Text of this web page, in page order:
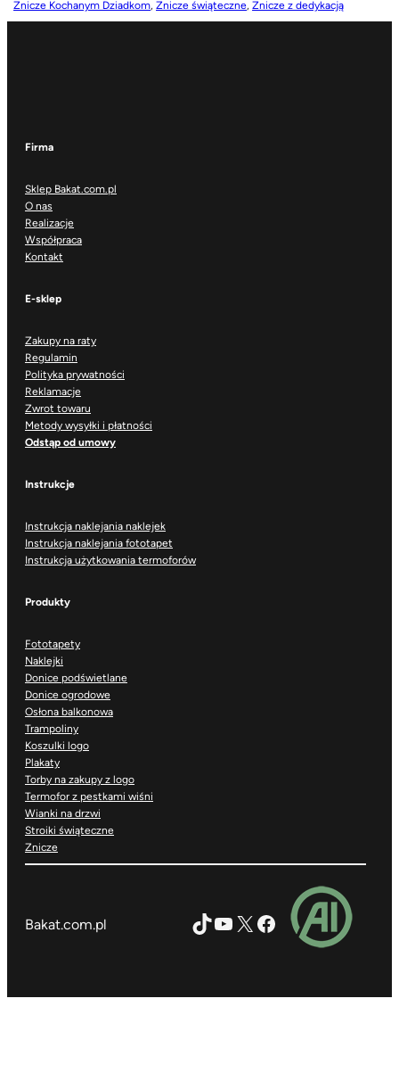
Znicze Kochanym Dziadkom, Znicze świąteczne, Znicze z dedykacją
Firma
Sklep Bakat.com.pl
O nas
Realizacje
Współpraca
Kontakt
E-sklep
Zakupy na raty
Regulamin
Polityka prywatności
Reklamacje
Zwrot towaru
Metody wysyłki i płatności
Odstąp od umowy
Instrukcje
Instrukcja naklejania naklejek
Instrukcja naklejania fototapet
Instrukcja użytkowania termoforów
Produkty
Fototapety
Naklejki
Donice podświetlane
Donice ogrodowe
Osłona balkonowa
Trampoliny
Koszulki logo
Plakaty
Torby na zakupy z logo
Termofor z pestkami wiśni
Wianki na drzwi
Stroiki świąteczne
Znicze
Bakat.com.pl TikTok
YouTube
X Facebook